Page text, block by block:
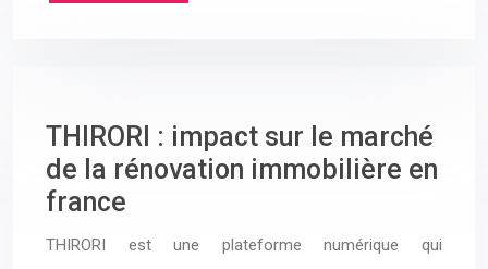
THIRORI : impact sur le marché
de la rénovation immobilière en
france
THIRORI est une plateforme numérique qui